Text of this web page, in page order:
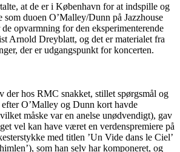
at de er i København for at indspille og
duoen O’Malley/Dunn på Jazzhouse
opvarmning for den eksperimenterende
Arnold Dreyblatt, og det er materialet fra
der er udgangspunkt for koncerten.
der hos RMC snakket, stillet spørgsmål og
O’Malley og Dunn kort havde
måske var en anelse unødvendigt), gav
vel kan have været en verdenspremiere på
med titlen ’Un Vide dans le Ciel’
som han selv har komponeret, og